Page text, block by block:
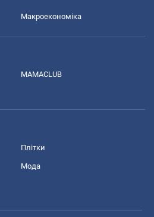
Макроекономіка
MAMACLUB
Плітки
Мода